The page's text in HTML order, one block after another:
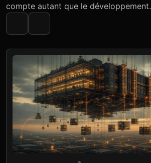
compte autant que le développement.